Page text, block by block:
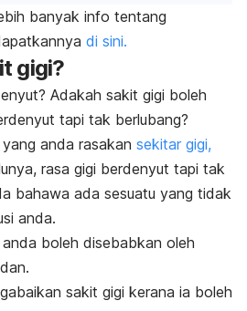
banyak info tentang
di sini.
gigi?
Adakah sakit gigi boleh
tapi tak berlubang?
anda rasakan sekitar gigi,
rasa gigi berdenyut tapi tak
bahawa ada sesuatu yang tidak
anda.
boleh disebabkan oleh
sakit gigi kerana ia boleh